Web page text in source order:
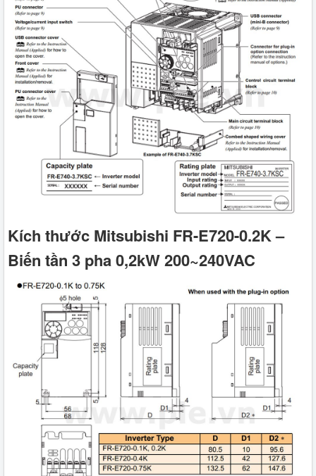
Kích thước Mitsubishi FR-E720-0.2K –
Biến tần 3 pha 0,2kW 200~240VAC